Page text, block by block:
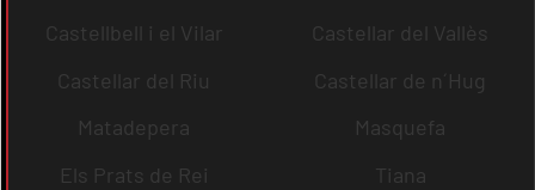
Castellbell i el Vilar
Castellar del Vallès
Castellar del Riu
Castellar de n´Hug
Matadepera
Masquefa
Els Prats de Rei
Tiana